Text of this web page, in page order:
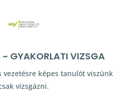
GYAKORLATI VIZSGA
vezetésre képes tanulót viszünk
vizsgázni.